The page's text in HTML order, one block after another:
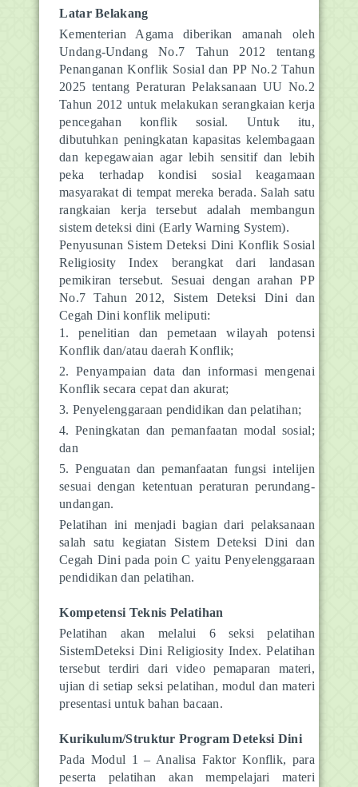
Latar Belakang
Kementerian Agama diberikan amanah oleh
Undang-Undang No.7 Tahun 2012 tentang
Penanganan Konflik Sosial dan PP No.2 Tahun
2025 tentang Peraturan Pelaksanaan UU No.2
Tahun 2012 untuk melakukan serangkaian kerja
pencegahan konflik sosial. Untuk itu,
dibutuhkan peningkatan kapasitas kelembagaan
dan kepegawaian agar lebih sensitif dan lebih
peka terhadap kondisi sosial keagamaan
masyarakat di tempat mereka berada. Salah satu
rangkaian kerja tersebut adalah membangun
sistem deteksi dini (Early Warning System).
Penyusunan Sistem Deteksi Dini Konflik Sosial
Religiosity Index berangkat dari landasan
pemikiran tersebut. Sesuai dengan arahan PP
No.7 Tahun 2012, Sistem Deteksi Dini dan
Cegah Dini konflik meliputi:
penelitian dan pemetaan wilayah potensi
Konflik dan/atau daerah Konflik;
Penyampaian data dan informasi mengenai
Konflik secara cepat dan akurat;
Penyelenggaraan pendidikan dan pelatihan;
Peningkatan dan pemanfaatan modal sosial;
dan
Penguatan dan pemanfaatan fungsi intelijen
sesuai dengan ketentuan peraturan perundang-
undangan.
Pelatihan ini menjadi bagian dari pelaksanaan
salah satu kegiatan Sistem Deteksi Dini dan
Cegah Dini pada poin C yaitu Penyelenggaraan
pendidikan dan pelatihan.
Kompetensi Teknis Pelatihan
Pelatihan akan melalui 6 seksi pelatihan
SistemDeteksi Dini Religiosity Index. Pelatihan
tersebut terdiri dari video pemaparan materi,
ujian di setiap seksi pelatihan, modul dan materi
presentasi untuk bahan bacaan.
Kurikulum/Struktur Program Deteksi Dini
Pada Modul 1 – Analisa Faktor Konflik, para
peserta pelatihan akan mempelajari materi